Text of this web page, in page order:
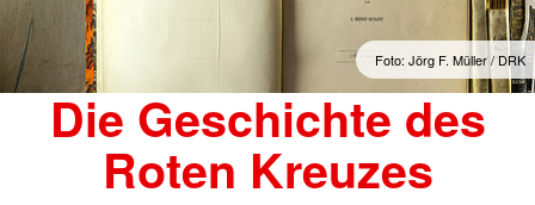
Foto: Jörg F. Müller / DRK
Die Geschichte des
Roten Kreuzes